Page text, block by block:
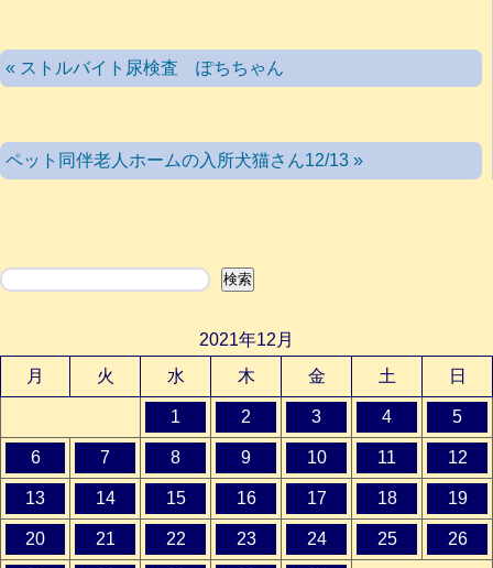
« ストルバイト尿検査 ぽちちゃん
ペット同伴老人ホームの入所犬猫さん12/13 »
検索 検索
2021年12月
月
火 水 木 金 土 日
1 2 3 4 5
6 7 8 9 10 11 12
13 14 15 16 17 18 19
20 21 22 23 24 25 26